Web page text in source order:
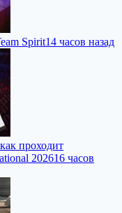
Spirit14 часов назад
проходит
202616 часов